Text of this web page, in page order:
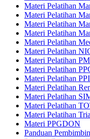
Materi Pelatihan
Materi Pelatihan
Materi Pelatihan
Materi Pelatihan
Materi Pelatihan
Materi Pelatihan
Materi Pelatihan
Materi Pelatihan
Materi Pelatihan
Materi Pelatihan
Materi Pelatihan
Materi Pelatihan
Materi Pelatihan
Materi PPGDON
Panduan